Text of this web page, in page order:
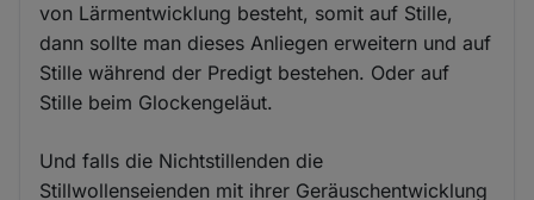
von Lärmentwicklung besteht, somit auf Stille,
dann sollte man dieses Anliegen erweitern und auf
Stille während der Predigt bestehen. Oder auf
Stille beim Glockengeläut.
Und falls die Nichtstillenden die
Stillwollenseienden mit ihrer Geräuschentwicklung